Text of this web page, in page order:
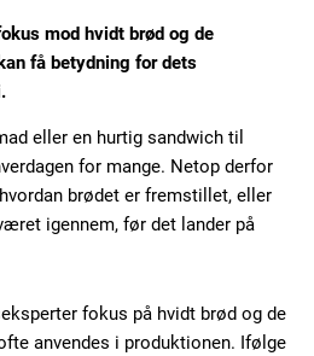
mod hvidt brød og de
få betydning for dets
eller en hurtig sandwich til
for mange. Netop derfor
brødet er fremstillet, eller
igennem, før det lander på
fokus på hvidt brød og de
anvendes i produktionen. Ifølge